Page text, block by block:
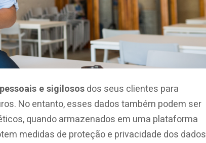
e sigilosos dos seus clientes para
No entanto, esses dados também podem ser
quando armazenados em uma plataforma
medidas de proteção e privacidade dos dados